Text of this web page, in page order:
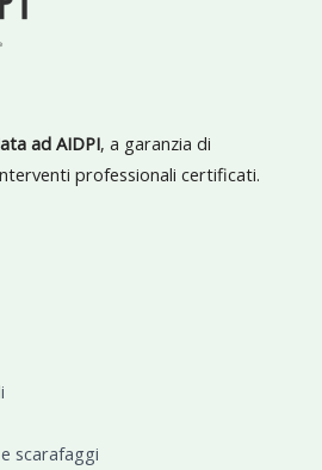
ad AIDPI, a garanzia di
professionali certificati.
scarafaggi